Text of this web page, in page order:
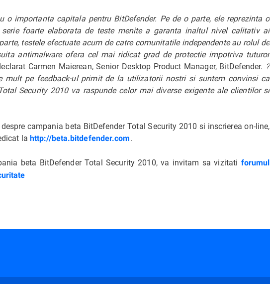
o importanta capitala pentru BitDefender. Pe de o parte, ele reprezinta o
foarte elaborata de teste menite a garanta inaltul nivel calitativ al
testele efectuate acum de catre comunitatile independente au rolul de
antimalware ofera cel mai ridicat grad de protectie impotriva tuturor
Carmen Maierean, Senior Desktop Product Manager, BitDefender. ?
mult pe feedback-ul primit de la utilizatorii nostri si suntem convinsi ca
Security 2010 va raspunde celor mai diverse exigente ale clientilor si
campania beta BitDefender Total Security 2010 si inscrierea on-line,
la http://beta.bitdefender.com.
beta BitDefender Total Security 2010, va invitam sa vizitati forumul